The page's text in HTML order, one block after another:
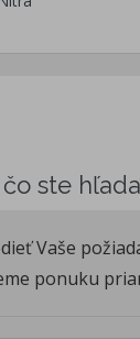
ste
Vaše
ponuku